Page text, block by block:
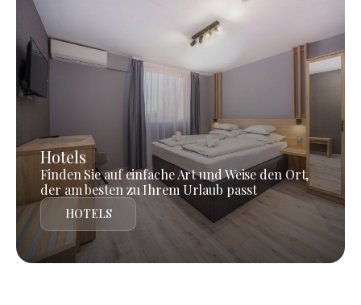
Hotels
Finden Sie auf einfache Art und Weise den Ort,
der am besten zu Ihrem Urlaub passt
HOTELS